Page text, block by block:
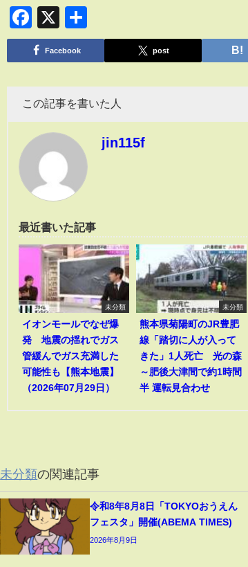
Facebook
X
有
Facebook post
この記事を書いた人
jin115f
最近書いた記事
未分類
イオンモールでなぜ爆
発 地震の揺れでガス
管緩んでガス充満した
可能性も【熊本地震】
（2026年07月29日）
未分類
熊本県菊陽町のJR豊肥
線「踏切に人が入って
きた」1人死亡 光の森
～肥後大津間で約1時間
半 運転見合わせ
未分類の関連記事
令和8年8月8日「TOKYOおうえん
フェスタ」開催(ABEMA TIMES)
2026年8月9日